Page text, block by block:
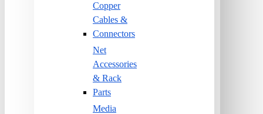
Copper
Cables &
Connectors
Net
Accessories
& Rack
Parts
Media